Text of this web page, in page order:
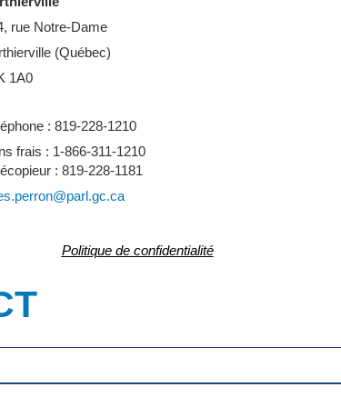
rue Notre-Dame
(Québec)
1A0
: 819-228-1210
frais : 1-866-311-1210
: 819-228-1181
Politique de confidentialité